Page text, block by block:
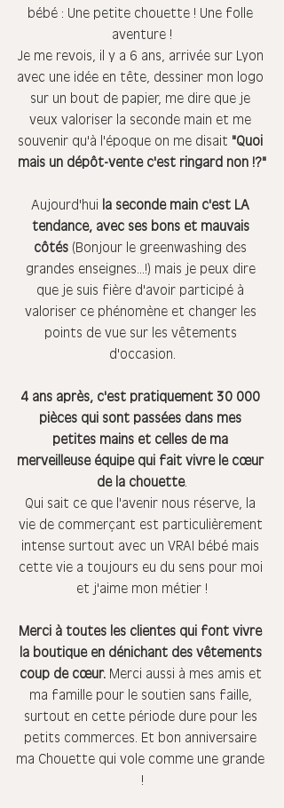
bébé : Une petite chouette ! Une folle
aventure !
Je me revois, il y a 6 ans, arrivée sur Lyon
avec une idée en tête, dessiner mon logo
sur un bout de papier, me dire que je
veux valoriser la seconde main et me
souvenir qu'à l'époque on me disait "Quoi
mais un dépôt-vente c'est ringard non !?"
Aujourd'hui la seconde main c'est LA
tendance, avec ses bons et mauvais
côtés (Bonjour le greenwashing des
grandes enseignes...!) mais je peux dire
que je suis fière d'avoir participé à
valoriser ce phénomène et changer les
points de vue sur les vêtements
d'occasion.
4 ans après, c'est pratiquement 30 000
pièces qui sont passées dans mes
petites mains et celles de ma
merveilleuse équipe qui fait vivre le cœur
de la chouette.
Qui sait ce que l'avenir nous réserve, la
vie de commerçant est particulièrement
intense surtout avec un VRAI bébé mais
cette vie a toujours eu du sens pour moi
et j'aime mon métier !
Merci à toutes les clientes qui font vivre
la boutique en dénichant des vêtements
coup de cœur. Merci aussi à mes amis et
ma famille pour le soutien sans faille,
surtout en cette période dure pour les
petits commerces. Et bon anniversaire
ma Chouette qui vole comme une grande
!